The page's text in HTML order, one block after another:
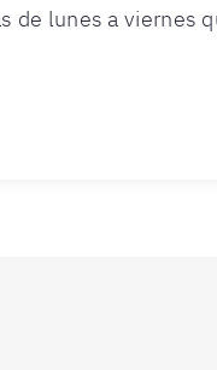
de lunes a viernes